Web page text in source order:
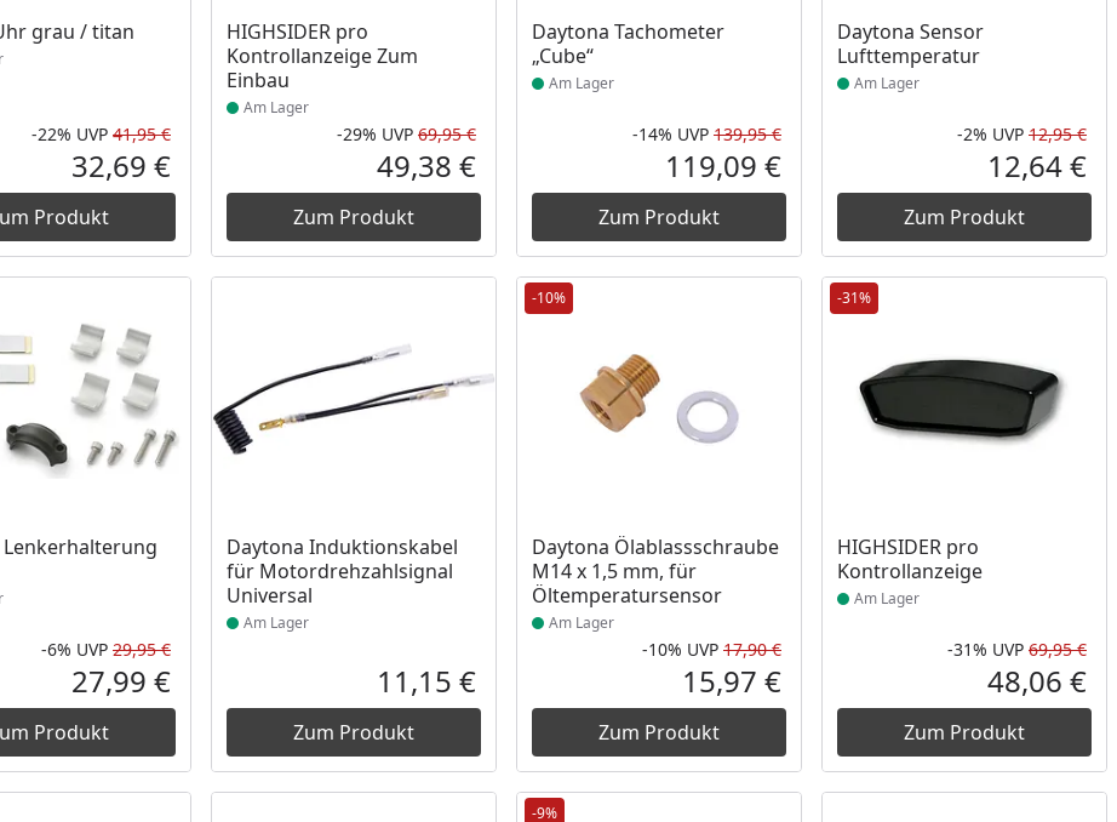
grau / titan
Lager
Rabatt in Prozent
-22%
Ursprünglicher Preis
UVP 41,95 €
Aktueller Preis
32,69 €
Produkt
HIGHSIDER pro
Kontrollanzeige Zum
Einbau
Produkt am Lager
Am Lager
Rabatt in Prozent
-29%
Ursprünglicher Preis
UVP 69,95 €
Aktueller Preis
49,38 €
Zum Produkt
Daytona Tachometer
„Cube“
Produkt am Lager
Am Lager
Rabatt in Prozent
-14%
Ursprünglicher Preis
UVP 139,95 €
Aktueller Preis
119,09 €
Zum Produkt
Daytona Sensor
Lufttemperatur
Produkt am Lager
Am Lager
-2% UVP 12,95 €
12,64 €
Zum Produkt
Lager
Rabatt in Prozent
-6%
Ursprünglicher Preis
UVP 29,95 €
Aktueller Preis
27,99 €
Produkt
Daytona Induktionskabel
für Motordrehzahlsignal
Universal
Produkt am Lager
Am Lager
Aktueller Preis
11,15 €
Zum Produkt
-10%
Daytona Ölablassschraube
M14 x 1,5 mm, für
Öltemperatursensor
Produkt am Lager
Am Lager
Rabatt in Prozent
-10%
Ursprünglicher Preis
UVP 17,90 €
Aktueller Preis
15,97 €
Zum Produkt
-31%
HIGHSIDER pro
Kontrollanzeige
Produkt am Lager
Am Lager
-31% UVP 69,95 €
48,06 €
Zum Produkt
-9%